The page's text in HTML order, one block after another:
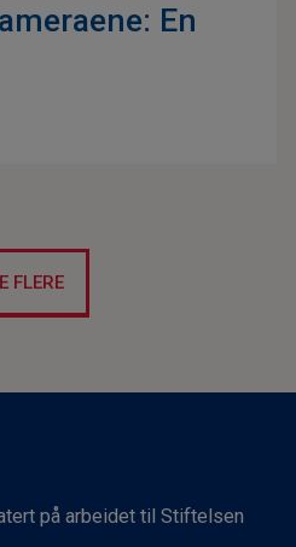
En
FLERE
på arbeidet til Stiftelsen